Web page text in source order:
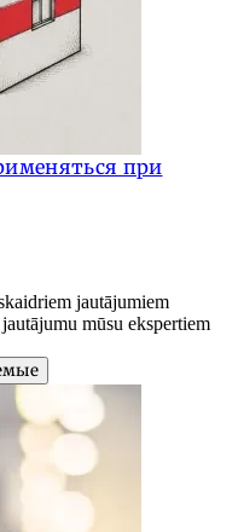
при
jautājumiem
mūsu ekspertiem